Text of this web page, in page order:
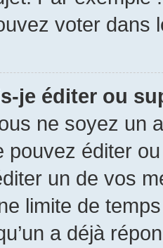
voter dans
je éditer ou
ne soyez un
pouvez éditer
un de vos
limite de
a déjà